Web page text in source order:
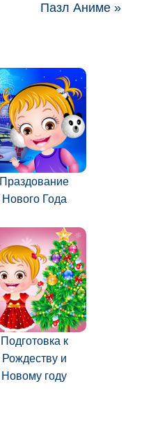
Пазл Аниме »
Праздование
Нового Года
Подготовка к
Рождеству и
Новому году